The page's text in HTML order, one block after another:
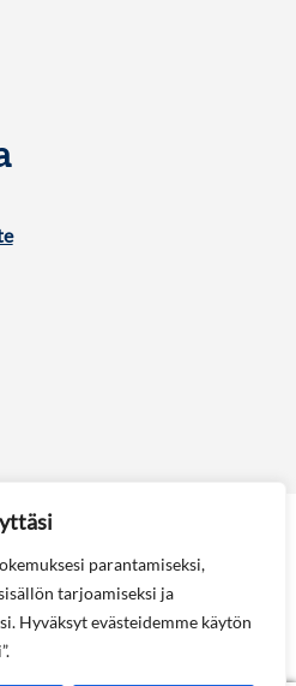
parantamiseksi,
tarjoamiseksi ja
Hyväksyt evästeidemme käytön